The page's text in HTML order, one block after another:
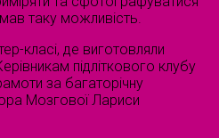
таку можливість.
класі, де виготовляли
підліткового клубу
за багаторічну
Мозгової Лариси